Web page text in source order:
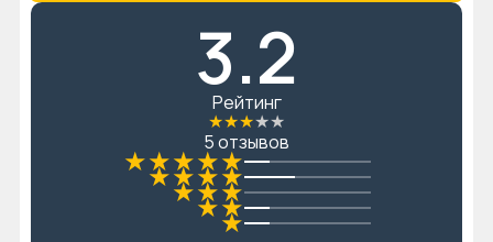
3.2
Рейтинг
★★★★★
5 отзывов
★★★★★
★★★★
★★★
★★
★